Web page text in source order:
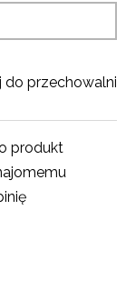
do przechowalni
produkt